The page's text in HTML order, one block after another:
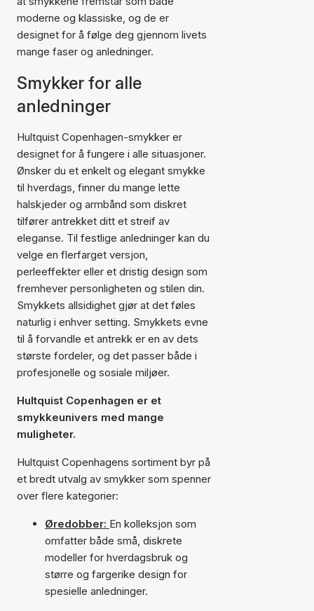
moderne og klassiske, og de er
designet for å følge deg gjennom livets
mange faser og anledninger.
Smykker for alle
anledninger
Hultquist Copenhagen-smykker er
designet for å fungere i alle situasjoner.
Ønsker du et enkelt og elegant smykke
til hverdags, finner du mange lette
halskjeder og armbånd som diskret
tilfører antrekket ditt et streif av
eleganse. Til festlige anledninger kan du
velge en flerfarget versjon,
perleeffekter eller et dristig design som
fremhever personligheten og stilen din.
Smykkets allsidighet gjør at det føles
naturlig i enhver setting. Smykkets evne
til å forvandle et antrekk er en av dets
største fordeler, og det passer både i
profesjonelle og sosiale miljøer.
Hultquist Copenhagen er et
smykkeunivers med mange
muligheter.
Hultquist Copenhagens sortiment byr på
et bredt utvalg av smykker som spenner
over flere kategorier:
Øredobber: En kolleksjon som
omfatter både små, diskrete
modeller for hverdagsbruk og
større og fargerike design for
spesielle anledninger.